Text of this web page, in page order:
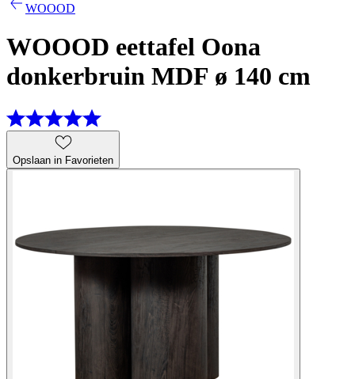
WOOOD
WOOOD eettafel Oona
donkerbruin MDF ø 140 cm
Opslaan in Favorieten